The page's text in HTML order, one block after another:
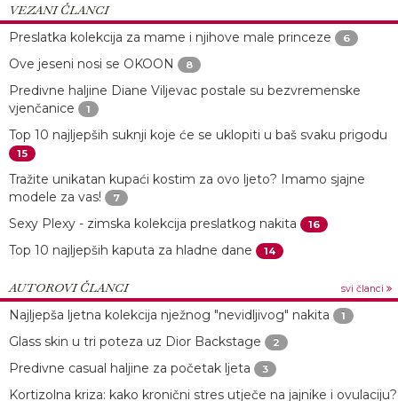
VEZANI ČLANCI
Preslatka kolekcija za mame i njihove male princeze
6
Ove jeseni nosi se OKOON 8
Predivne haljine Diane Viljevac postale su bezvremenske
vjenčanice
1
Top 10 najljepših suknji koje će se uklopiti u baš svaku prigodu
15
Tražite unikatan kupaći kostim za ovo ljeto? Imamo sjajne
modele za vas!
7
Sexy Plexy - zimska kolekcija preslatkog nakita 16
Top 10 najljepših kaputa za hladne dane 14
AUTOROVI ČLANCI svi članci
Najljepša ljetna kolekcija nježnog "nevidljivog" nakita 1
Glass skin u tri poteza uz Dior Backstage 2
Predivne casual haljine za početak ljeta 3
Kortizolna kriza: kako kronični stres utječe na jajnike i ovulaciju?